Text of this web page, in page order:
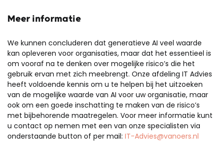
Meer informatie
We kunnen concluderen dat generatieve AI veel waarde
kan opleveren voor organisaties, maar dat het essentieel is
om vooraf na te denken over mogelijke risico’s die het
gebruik ervan met zich meebrengt. Onze afdeling IT Advies
heeft voldoende kennis om u te helpen bij het uitzoeken
van de mogelijke waarde van AI voor uw organisatie, maar
ook om een goede inschatting te maken van de risico’s
met bijbehorende maatregelen. Voor meer informatie kunt
u contact op nemen met een van onze specialisten via
onderstaande button of per mail: IT-Advies@vanoers.nl